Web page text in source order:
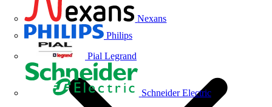
Nexans
Philips
Pial Legrand
Schneider Electric